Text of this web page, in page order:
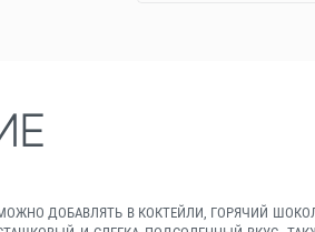
МОЖНО ДОБАВЛЯТЬ В КОКТЕЙЛИ, ГОРЯЧИЙ